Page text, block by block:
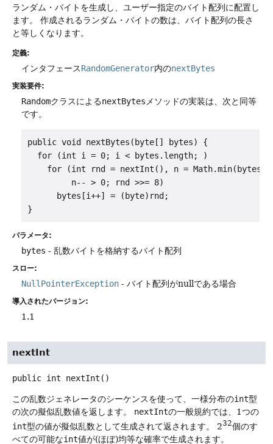
ランダム・バイトを生成し、ユーザー指定のバイト配列に配置し
ます。
作成されるランダム・バイトの数は、バイト配列の長さ
と等しくなります。
定義:
インタフェースRandomGenerator内のnextBytes
実装要件:
RandomクラスによるnextBytesメソッドの実装は、次と同等
です。
public void nextBytes(byte[] bytes) {
  for (int i = 0; i < bytes.length; )
for (int rnd = nextInt(), n =
         n-- > 0; rnd >>= 8)
      bytes[i++] = (byte)rnd;
}
パラメータ:
bytes - 乱数バイトを格納するバイト配列
スロー:
NullPointerException - バイト配列がnullである場合
導入されたバージョン:
1.1
nextInt
public int nextInt ()
この乱数ジェネレータのシーケンスを使って、一様分布のint型
の次の擬似乱数値を返します。
nextIntの一般規約では、1つの
int型の値が擬似乱数として生成されて返されます。 232個のす
べての可能なint値が(ほぼ)均等な確率で生成されます。